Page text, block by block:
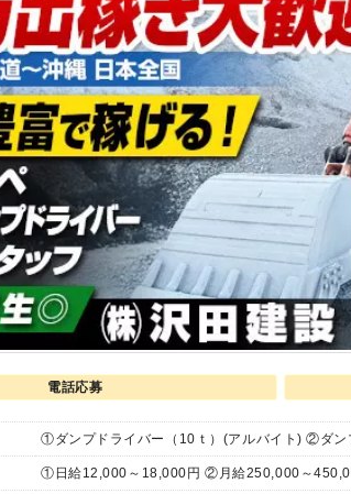
電話応募
①ダンプドライバー（10ｔ）(アルバイト) ②ダン
①日給12,000～18,000円 ②月給250,000～